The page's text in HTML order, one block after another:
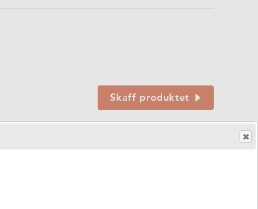
Skaff produktet
HMS.no. 212976 | Art.nr. 330700
for viderevarsling.